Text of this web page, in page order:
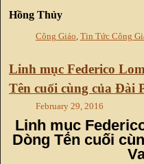
Hồng Thủy
Công Giáo, Tin Tức Công
Linh mục Federico
Tên cuối cùng của Đài
February 29, 2016
Linh mục
Dòng Tên cuối